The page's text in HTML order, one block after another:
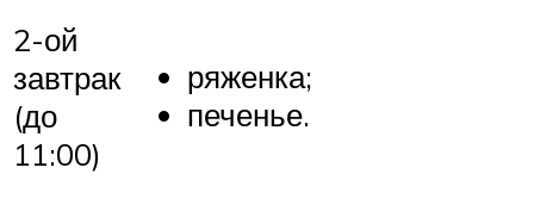
2-ой
завтрак
(до
11:00)
ряженка;
печенье.